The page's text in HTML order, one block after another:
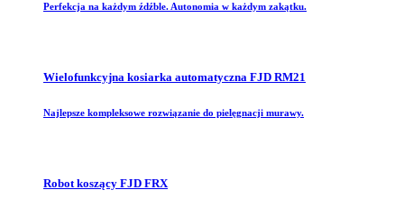
Perfekcja na każdym źdźble. Autonomia w każdym zakątku.
Wielofunkcyjna kosiarka automatyczna FJD RM21
Najlepsze kompleksowe rozwiązanie do pielęgnacji murawy.
Robot koszący FJD FRX